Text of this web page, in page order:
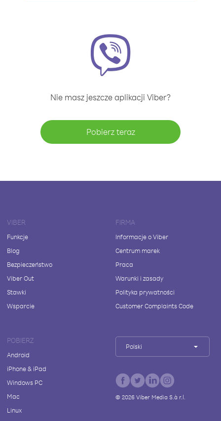
Nie masz jeszcze aplikacji Viber?
Pobierz teraz
VIBER
Funkcje
Blog
Bezpieczeństwo
Viber Out
Stawki
Wsparcie
FIRMA
Informacje o Viber
Centrum marek
Praca
Warunki i zasady
Polityka prywatności
Customer Complaints Code
POBIERZ
Android
iPhone & iPad
Windows PC
Mac
Linux
Polski
© 2026Viber Media S.à r.l.